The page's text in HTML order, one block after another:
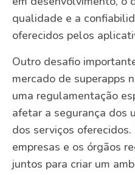
qualidade e a
oferecidos pelos
Outro desafio
mercado de superapps
uma regulamentação
afetar a segurança dos
dos serviços
empresas e os órgãos
juntos para criar um